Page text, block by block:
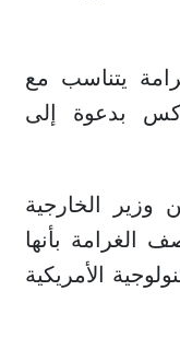
يتناسب مع
بدعوة إلى
وزير الخارجية
الغرامة بأنها
الأمريكية